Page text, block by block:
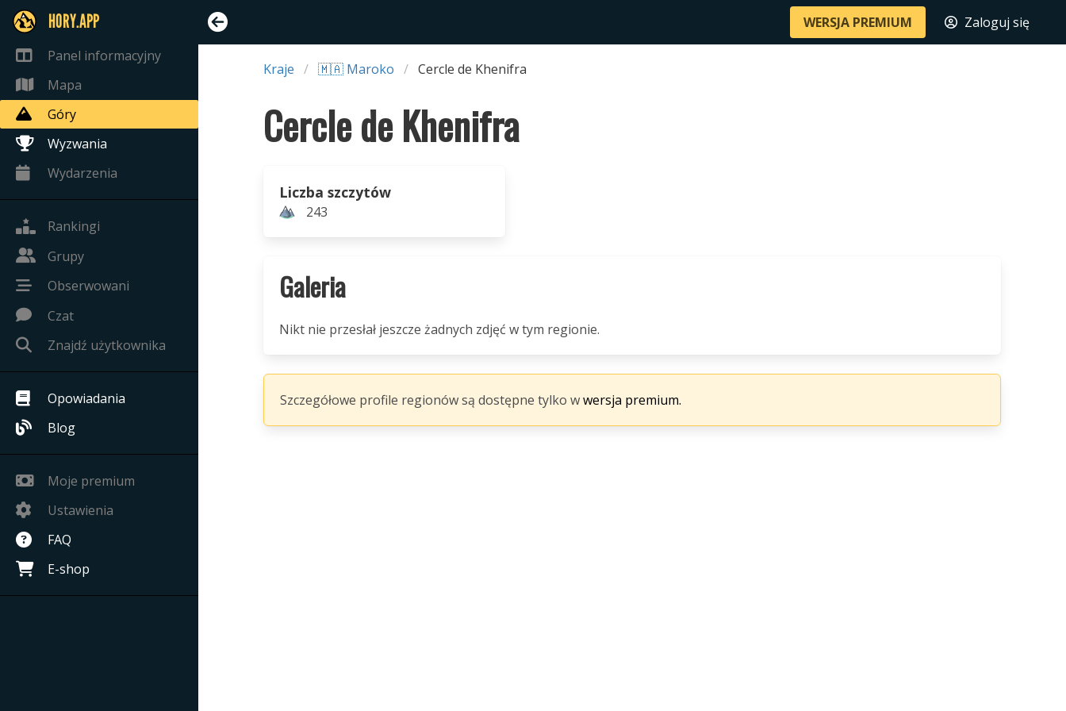
HORY.APP
Panel informacyjny
Mapa
Góry
Wyzwania
Wydarzenia
Rankingi
Grupy
Obserwowani
Czat
Znajdź użytkownika
Opowiadania
Blog
Moje premium
Ustawienia
FAQ
E-shop
WERSJA PREMIUM Zaloguj się
Kraje 🇲🇦 Maroko Cercle de Khenifra
Cercle de Khenifra
Liczba szczytów
243
Galeria
Nikt nie przesłał jeszcze żadnych zdjęć w tym regionie.
Szczegółowe profile regionów są dostępne tylko wwersja premium.